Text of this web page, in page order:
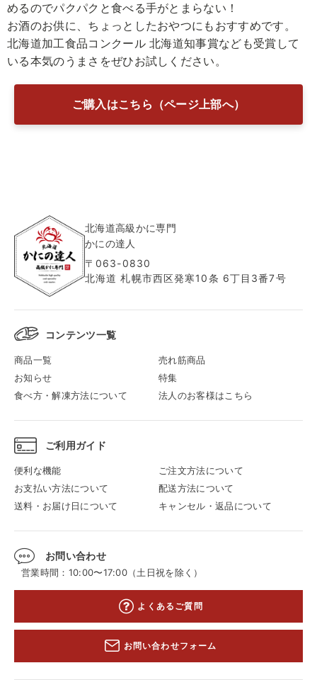
めるのでパクパクと食べる手がとまらない！
お酒のお供に、ちょっとしたおやつにもおすすめです。
北海道加工食品コンクール 北海道知事賞なども受賞して
いる本気のうまさをぜひお試しください。
ご購入はこちら（ページ上部へ）
北海道高級かに専門
かにの達人
〒063-0830
北海道 札幌市西区発寒10条 6丁目3番7号
コンテンツ一覧
商品一覧
売れ筋商品
お知らせ
特集
食べ方・解凍方法について
法人のお客様はこちら
ご利用ガイド
便利な機能
ご注文方法について
お支払い方法について
配送方法について
送料・お届け日について
キャンセル・返品について
お問い合わせ
営業時間：10:00〜17:00（土日祝を除く）
よくあるご質問
お問い合わせフォーム